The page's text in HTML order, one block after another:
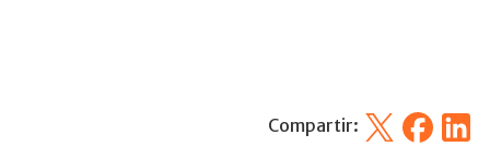
Compartir: X Facebook